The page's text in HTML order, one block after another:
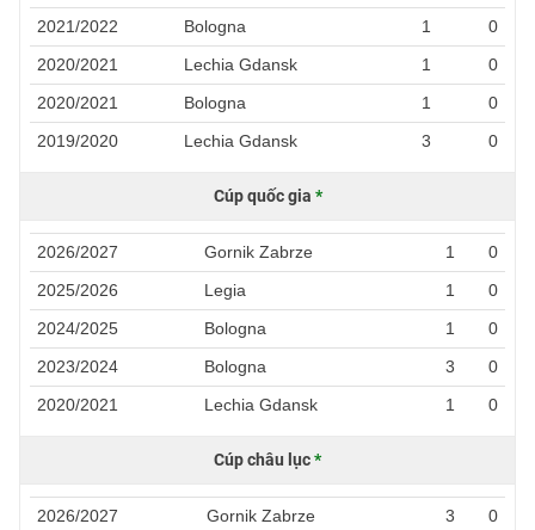
2021/2022
Bologna 1
0
2020/2021
Lechia Gdansk 1
0
2020/2021
Bologna 1
0
2019/2020
Lechia Gdansk 3 0
Cúp quốc gia *
2026/2027 Gornik Zabrze 1
0
2025/2026
Legia 1
0
2024/2025
Bologna 1
0
2023/2024
Bologna 3
0
2020/2021
Lechia Gdansk 1 0
Cúp châu lục*
2026/2027 Gornik Zabrze 3
0